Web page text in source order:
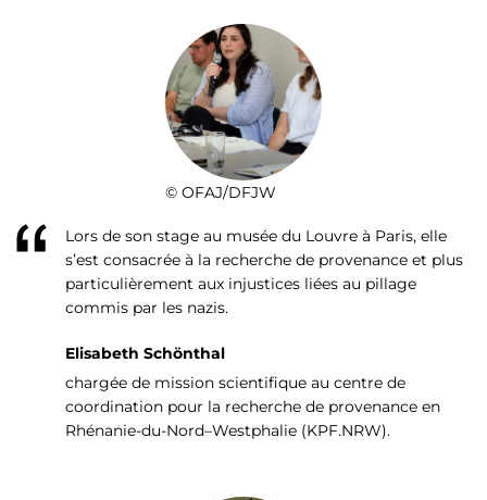
© OFAJ/DFJW
Lors de son stage au musée du Louvre à Paris, elle
s’est consacrée à la recherche de provenance et plus
particulièrement aux injustices liées au pillage
commis par les nazis.
Elisabeth Schönthal
chargée de mission scientifique au centre de
coordination pour la recherche de provenance en
Rhénanie-du-Nord–Westphalie (KPF.NRW).